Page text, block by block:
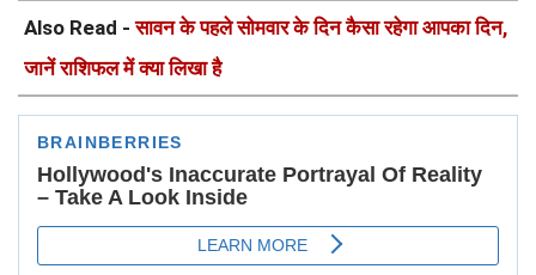
Also Read -सावन के पहले सोमवार के दिन कैसा रहेगा आपका दिन,
जानें राशिफल में क्या लिखा है